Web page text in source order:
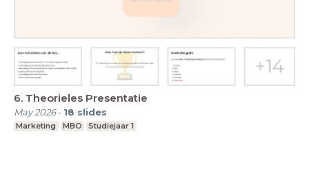
6. Theorieles Presentatie
May 2026- 18 slides
Marketing MBO Studiejaar 1